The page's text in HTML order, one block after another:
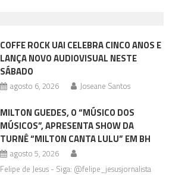
COFFE ROCK UAI CELEBRA CINCO ANOS E
LANÇA NOVO AUDIOVISUAL NESTE
SÁBADO
agosto 6, 2026 Joseane Santos
MILTON GUEDES, O “MÚSICO DOS
MÚSICOS”, APRESENTA SHOW DA
TURNÊ “MILTON CANTA LULU” EM BH
agosto 5, 2026
Felipe de Jesus - Siga: @felipe_jesusjornalista